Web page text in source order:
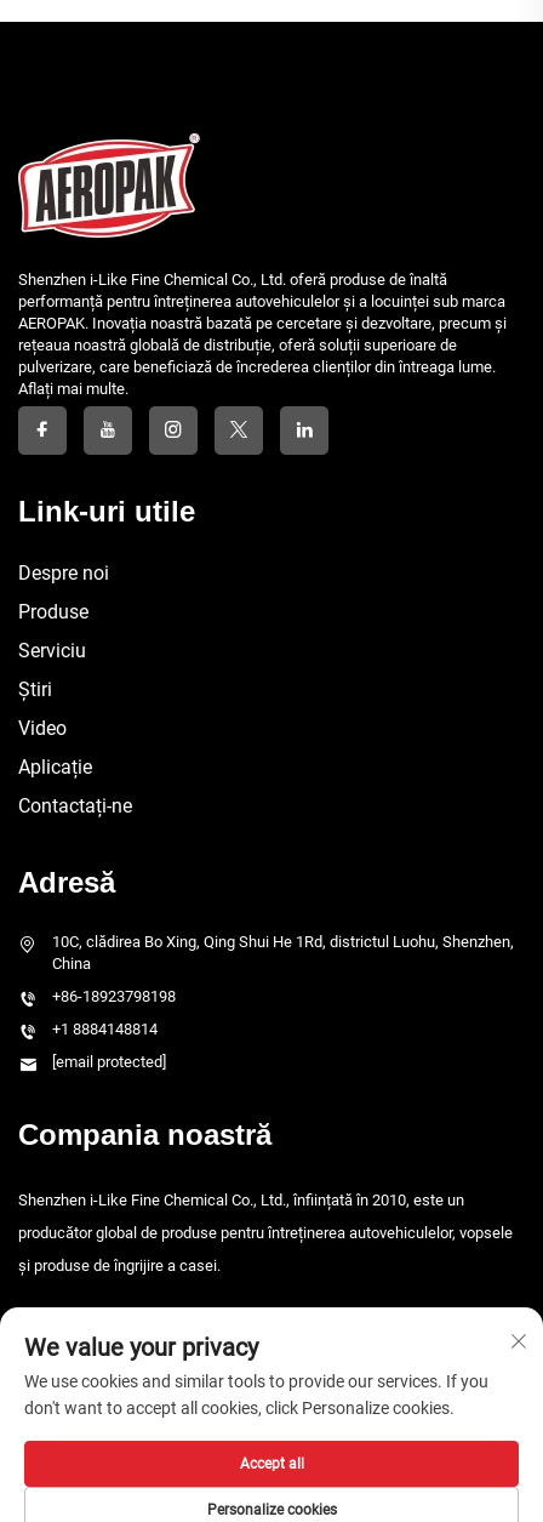
Shenzhen i-Like Fine Chemical Co., Ltd. oferă produse de înaltă
performanță pentru întreținerea autovehiculelor și a locuinței sub marca
AEROPAK. Inovația noastră bazată pe cercetare și dezvoltare, precum și
rețeaua noastră globală de distribuție, oferă soluții superioare de
pulverizare, care beneficiază de încrederea clienților din întreaga lume.
Aflați mai multe.
Link-uri utile
Despre noi
Produse
Serviciu
Știri
Video
Aplicație
Contactați-ne
Adresă
10C, clădirea Bo Xing, Qing Shui He 1Rd, districtul Luohu, Shenzhen,
China
+86-18923798198
+1 8884148814
[email protected]
Compania noastră
Shenzhen i-Like Fine Chemical Co., Ltd., înființată în 2010, este un
producător global de produse pentru întreținerea autovehiculelor, vopsele
și produse de îngrijire a casei.
Drepturi de autor © 2026 Shenzhen i-Like Fine Chemical Co., Ltd. Toate
drepturile rezervate. - Politica de confidențialitate
We value your privacy
We use cookies and similar tools to provide our services. If you
don't want to accept all cookies, click Personalize cookies.
Personalize cookies
Accept all